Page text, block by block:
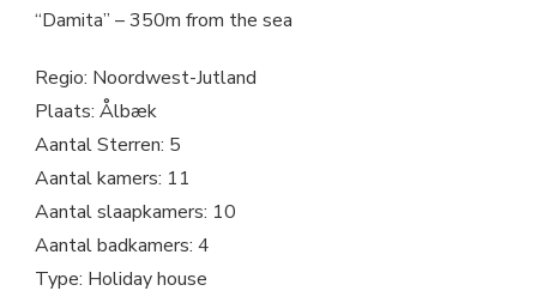
“Damita” – 350m from the sea
Regio: Noordwest-Jutland
Plaats: Ålbæk
Aantal Sterren: 5
Aantal kamers: 11
Aantal slaapkamers: 10
Aantal badkamers: 4
Type: Holiday house